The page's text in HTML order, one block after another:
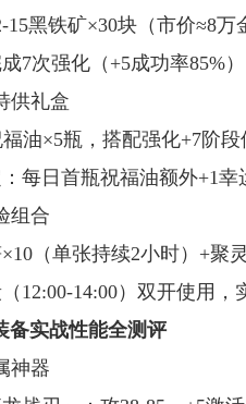
15黑铁矿×30块（市价≈8万
7次强化（+5成功率85%
供礼盒
油×5瓶，搭配强化+7阶
每日首瓶祝福油额外+1幸
组合
（单张持续2小时）+聚
12:00-14:00）双开使用
备实战性能全测评
神器